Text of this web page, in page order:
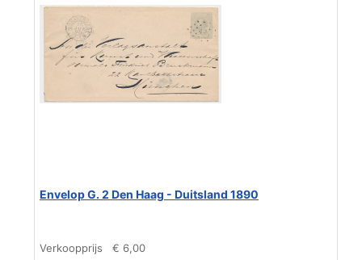
Envelop G. 2 Den Haag - Duitsland 1890
Verkoopprijs € 6,00